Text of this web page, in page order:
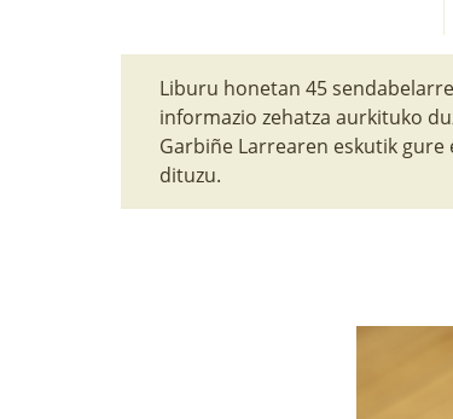
Liburu honetan 45
informazio zehatza aurkituko
Garbiñe Larrearen eskutik
dituzu.